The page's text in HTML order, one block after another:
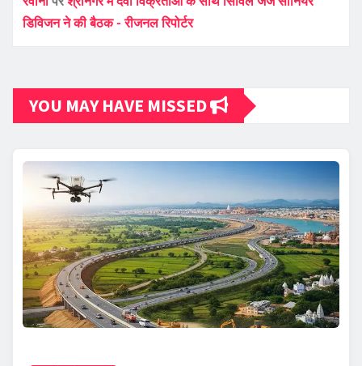
डिविजन ने की बैठक - रीजनल रिपोर्टर
YOU MAY HAVE MISSED